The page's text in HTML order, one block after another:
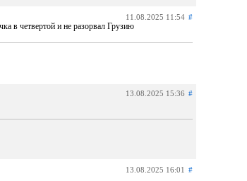
11.08.2025 11:54 #
в четвертой и не разорвал Грузию
13.08.2025 15:36 #
13.08.2025 16:01 #